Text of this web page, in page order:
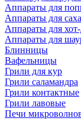
Аппараты для
Аппараты для
Аппараты для
Аппараты для
Блинницы
Вафельницы
Грили для кур
Грили саламандра
Грили контактные
Грили лавовые
Печи